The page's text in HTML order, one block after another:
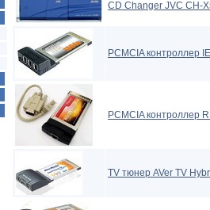
CD Changer JVC CH-
PCMCIA контроллер
PCMCIA контроллер
TV тюнер AVer TV